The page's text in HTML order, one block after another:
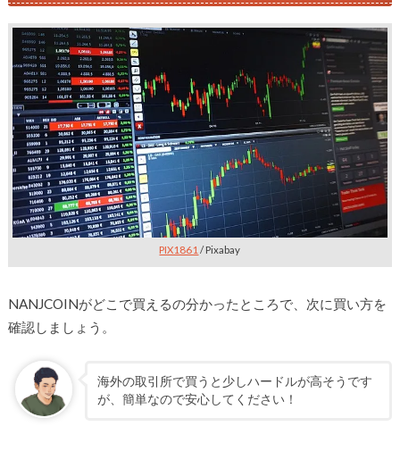
PIX1861 / Pixabay
NANJCOINがどこで買えるの分かったところで、次に買い方を
確認しましょう。
海外の取引所で買うと少しハードルが高そうです
が、簡単なので安心してください！